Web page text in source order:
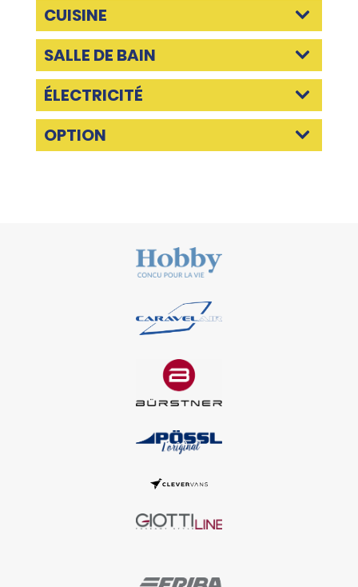
CUISINE
SALLE DE BAIN
ÉLECTRICITÉ
OPTION